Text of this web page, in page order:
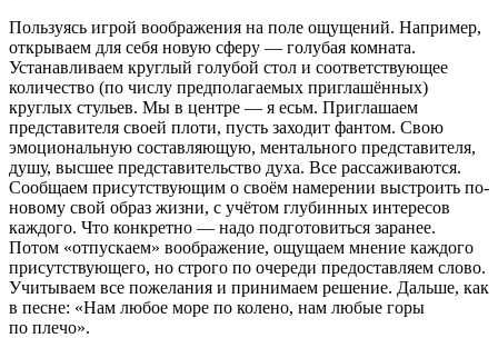
Пользуясь игрой воображения на поле ощущений. Например,
открываем для себя новую сферу — голубая комната.
Устанавливаем круглый голубой стол и соответствующее
количество (по числу предполагаемых приглашённых)
круглых стульев. Мы в центре — я есьм. Приглашаем
представителя своей плоти, пусть заходит фантом. Свою
эмоциональную составляющую, ментального представителя,
душу, высшее представительство духа. Все рассаживаются.
Сообщаем присутствующим о своём намерении выстроить по-
новому свой образ жизни, с учётом глубинных интересов
каждого. Что конкретно — надо подготовиться заранее.
Потом «отпускаем» воображение, ощущаем мнение каждого
присутствующего, но строго по очереди предоставляем слово.
Учитываем все пожелания и принимаем решение. Дальше, как
в песне: «Нам любое море по колено, нам любые горы
по плечо».